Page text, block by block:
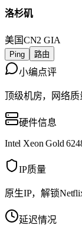
洛杉矶
美国CN2 GIA
Ping 路由
小编点评
顶级机房，网络
硬件信息
Intel Xeon Gold
IP质量
原生IP，解锁
延迟情况